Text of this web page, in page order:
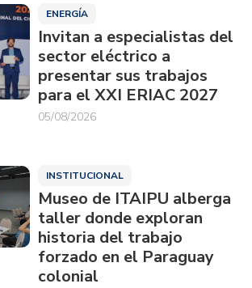
ENERGÍA
Invitan a especialistas del
sector eléctrico a
presentar sus trabajos
para el XXI ERIAC 2027
05/08/2026
INSTITUCIONAL
Museo de ITAIPU alberga
taller donde exploran
historia del trabajo
forzado en el Paraguay
colonial